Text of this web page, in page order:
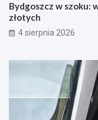
Bydgoszcz w szoku:
złotych
4 sierpnia 2026